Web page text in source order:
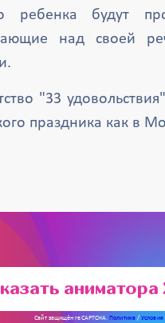
ребенка будут
над своей
"33
праздника как в
аниматора
Сайт защищён reCAPTCHA. Политика/Условия